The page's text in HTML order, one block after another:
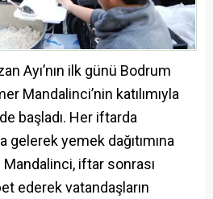
Ayı’nın ilk günü Bodrum
Mandalinci’nin katılımıyla
başladı. Her iftarda
gelerek yemek dağıtımına
iftar sonrası
ederek vatandaşların